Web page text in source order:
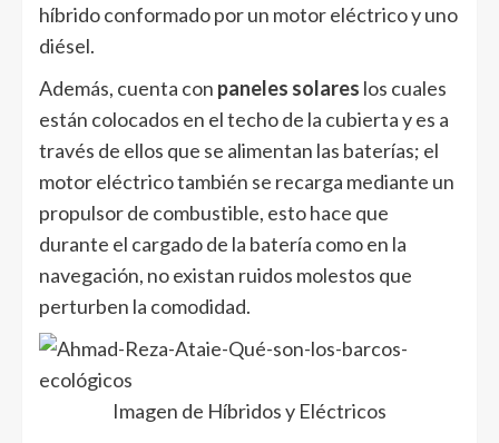
híbrido conformado por un motor eléctrico y uno
diésel.
Además, cuenta con paneles solares los cuales
están colocados en el techo de la cubierta y es a
través de ellos que se alimentan las baterías; el
motor eléctrico también se recarga mediante un
propulsor de combustible, esto hace que
durante el cargado de la batería como en la
navegación, no existan ruidos molestos que
perturben la comodidad.
Imagen de Híbridos y Eléctricos